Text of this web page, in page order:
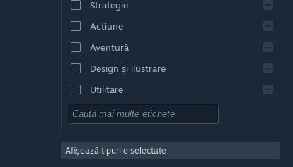
Strategie
Acțiune
Aventură
Design și ilustrare
Utilitare
Gratuit
Număr masiv de jucători
Afișează tipurile selectate